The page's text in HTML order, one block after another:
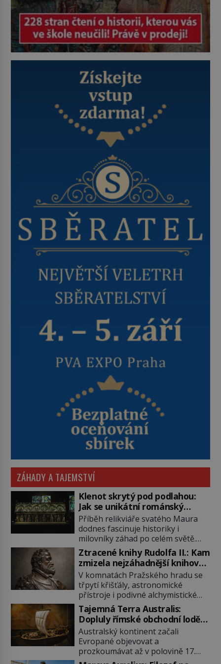
ZÁHADY A TAJEMSTVÍ
Klenot skrytý pod podlahou:
Jak se unikátní románský
poklad dostal do zapadlého
Bečova?
Příběh relikviáře svatého Maura
dodnes fascinuje historiky i
milovníky záhad po celém světě.
Tato románská zlatnická památka
ze 13. století je po českých
korunovačních klenotech druhým
nejcennějším movitým majetkem v
České republice. Přestože byl
klenot v roce 1985 po dramatickém
pátrání kriminalistů úspěšně
nalezen, jeho minulost stále
obestírá hustá mlha. Otázky, jak
přesně se tato […]
Ztracené knihy Rudolfa II.: Kam
zmizela nejzáhadnější knihovna
Evropy?
V komnatách Pražského hradu se
třpytí křišťály, astronomické
přístroje i podivné alchymistické
rukopisy. Císař Rudolf II.
shromažďuje vše, co souvisí s
tajemstvím přírody, hvězd i
lidského poznání. Jenže po jeho
smrti se jeho slavné sbírky začínají
rozpadat a část z nich mizí navždy.
Tajemná Terra Australis:
Dopluly římské obchodní lodě
až do Austrálie?
Australský kontinent začali
Evropané objevovat a
prozkoumávat až v polovině 17.
století. Existuje však možnost, že